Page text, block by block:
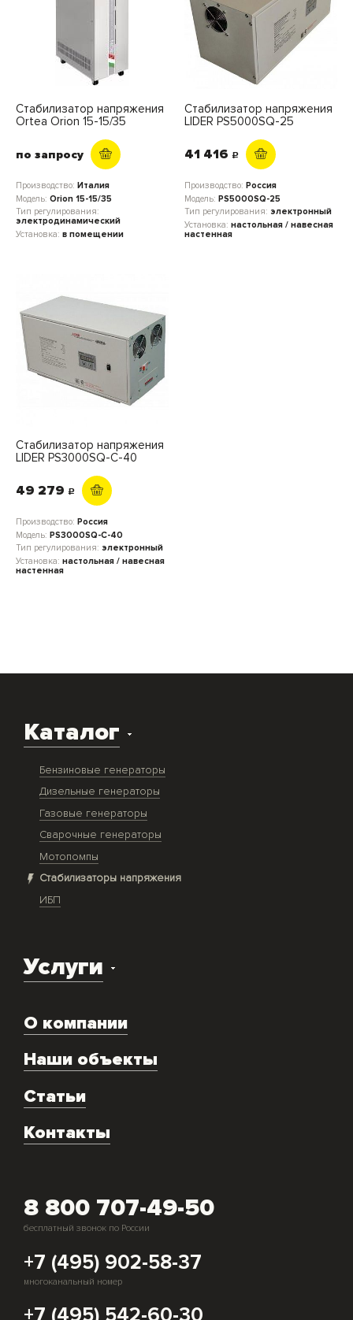
Стабилизатор напряжения
Ortea Orion 15-15/35
по запросу
Производство: Италия
Модель: Orion 15-15/35
Тип регулирования:
электродинамический
Установка: в помещении
Стабилизатор напряжения
LIDER PS5000SQ-25
41 416 c
Производство: Россия
Модель: PS5000SQ-25
Тип регулирования: электронный
Установка: настольная / навесная
настенная
Стабилизатор напряжения
LIDER PS3000SQ-C-40
49 279 c
Производство: Россия
Модель: PS3000SQ-C-40
Тип регулирования: электронный
Установка: настольная / навесная
настенная
Каталог
Бензиновые генераторы
Дизельные генераторы
Газовые генераторы
Сварочные генераторы
Мотопомпы
Стабилизаторы напряжения
ИБП
Услуги
Экспертиза объекта
Техническое обслуживание
Аренда
Монтаж и подключение оборудования
Скупка генераторов
О компании
Наши объекты
Статьи
Контакты
8 800 707-49-50
бесплатный звонок по России
+7 (495) 902-58-37
многоканальный номер